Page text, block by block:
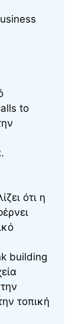
to
ότι η
building
τοπική